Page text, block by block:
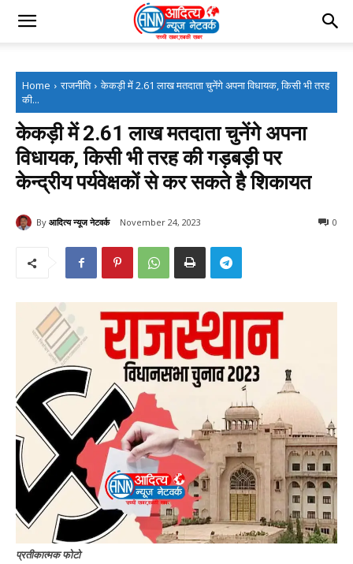
Home राजनीति
केकड़ी में 2.61 लाख मतदाता चुनेंगे अपना विधायक, किसी भी तरह
की...
केकड़ी में 2.61 लाख मतदाता चुनेंगे अपना
विधायक, किसी भी तरह की गड़बड़ी पर
केन्द्रीय पर्यवेक्षकों से कर सकते है शिकायत
By आदित्य न्यूज नेटवर्क November 24, 2023 0
प्रतीकात्मक फोटो